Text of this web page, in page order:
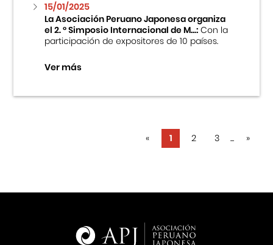
15/01/2025
La Asociación Peruano Japonesa organiza
el 2. ° Simposio Internacional de M...:Con la
participación de expositores de 10 países.
Ver más
« 1 2 3 ... »